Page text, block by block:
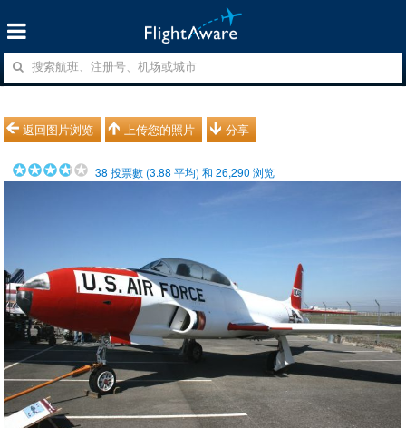
返回图片浏览 上传您的照片 分享
38 投票數 (3.88 平均) 和26,290 浏览